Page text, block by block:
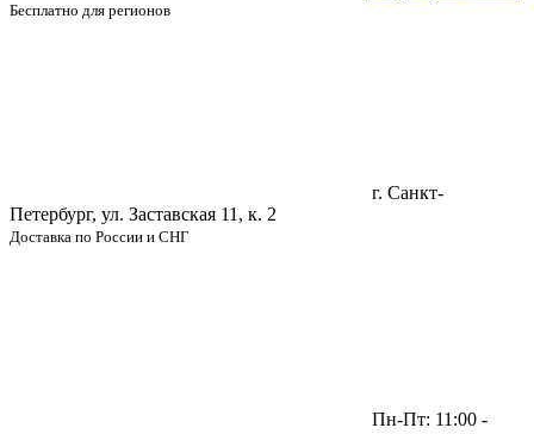
Бесплатно для регионов
г. Санкт-
Петербург, ул. Заставская 11, к. 2
Доставка по России и СНГ
Пн-Пт: 11:00 -